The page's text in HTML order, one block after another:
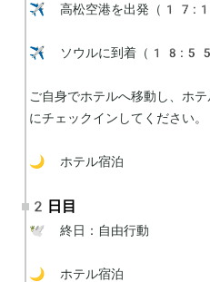
✈️ 高松空港を出発（
✈️ ソウルに到着（
ご自身でホテルへ移動し、ホ
にチェックインしてください。
🌙 ホテル宿泊
2日目
🕊 終日：自由行動
🌙 ホテル宿泊